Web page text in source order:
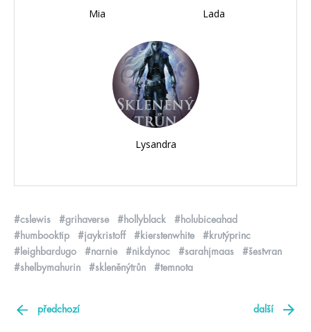
Mia Lada
Lysandra
#cslewis #grihaverse #hollyblack
#holubiceahad
#humbooktip
#jaykristoff #kierstenwhite
#krutýprinc
#leighbardugo
#narnie #nikdynoc #sarahjmaas
#šestvran
#shelbymahurin
#skleněnýtrůn #temnota
předchozí další